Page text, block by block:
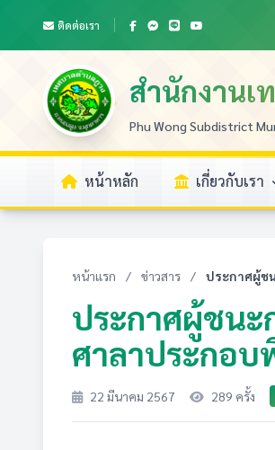
ติดต่อเรา
สำนักงานเ
Phu Wong Subdistrict
หน้าหลัก เกี่ยวกับเรา
หน้าแรก / ข่าวสาร / ประกาศผู้ช
ประกาศผู้ชนะ
ศาลาประกอ
22 มีนาคม 2567 289 ครั้ง